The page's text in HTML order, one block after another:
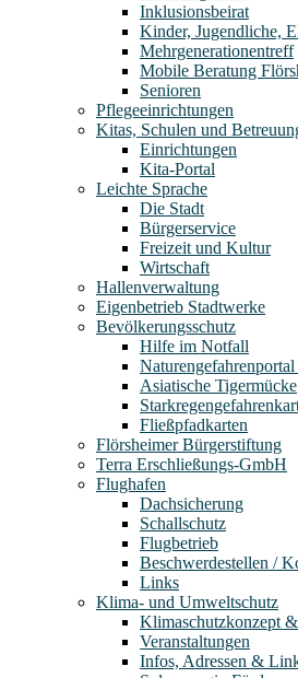
Inklusionsbeirat
Kinder, Jugendliche,
Mehrgenerationentreff
Mobile Beratung
Senioren
Pflegeeinrichtungen
Kitas, Schulen und
Einrichtungen
Kita-Portal
Leichte Sprache
Die Stadt
Bürgerservice
Freizeit und Kultur
Wirtschaft
Hallenverwaltung
Eigenbetrieb Stadtwerke
Bevölkerungsschutz
Hilfe im Notfall
Asiatische Tigermücke
Fließpfadkarten
Flörsheimer Bürgerstiftung
Terra Erschließungs-GmbH
Flughafen
Dachsicherung
Schallschutz
Flugbetrieb
Beschwerdestellen /
Links
Klima- und Umweltschutz
Klimaschutzkonzept
Veranstaltungen
Infos, Adressen &